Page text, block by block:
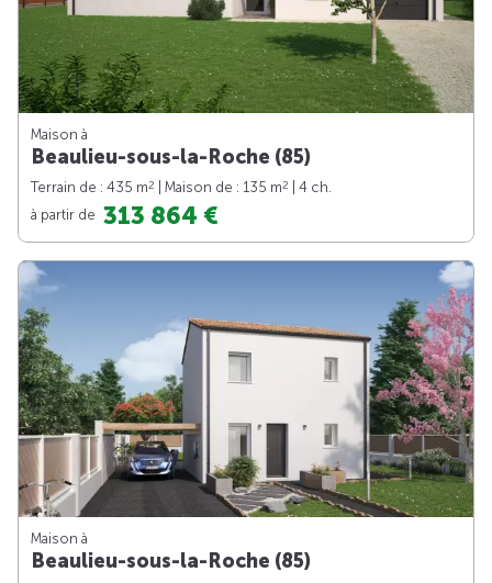
Maison à
Beaulieu-sous-la-Roche (85)
Terrain de : 435 m2 | Maison de : 135 m2
| 4 ch.
à partir de 313 864 €
Maison à
Beaulieu-sous-la-Roche (85)